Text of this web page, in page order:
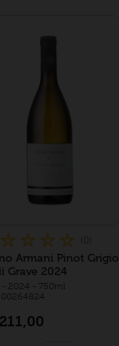
☆ ☆ ☆ ☆
Armani Pinot Grigio
Grave 2024
2024 - 750ml
00264824
211,00